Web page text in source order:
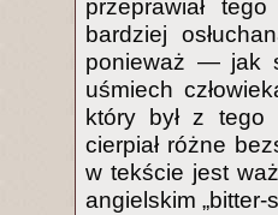
przeprawiał
bardziej
ponieważ — jak
uśmiech
który był z tego
cierpiał różne
w tekście jest
angielskim